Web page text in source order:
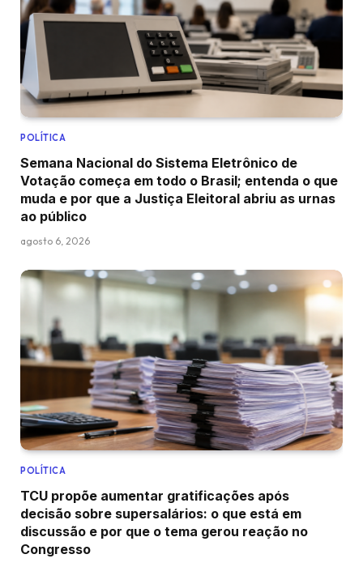
POLÍTICA
Semana Nacional do Sistema Eletrônico de
Votação começa em todo o Brasil; entenda o que
muda e por que a Justiça Eleitoral abriu as urnas
ao público
agosto 6, 2026
POLÍTICA
TCU propõe aumentar gratificações após
decisão sobre supersalários: o que está em
discussão e por que o tema gerou reação no
Congresso